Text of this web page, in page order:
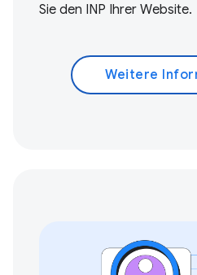
Sie den INP Ihrer Website.
Weitere